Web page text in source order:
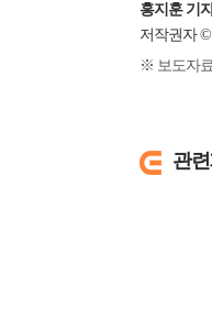
홍지훈 기
저작권자
※ 보도자
관